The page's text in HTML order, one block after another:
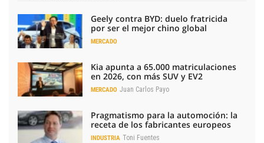
Geely contra BYD: duelo fratricida
por ser el mejor chino global
MERCADO
Kia apunta a 65.000 matriculaciones
en 2026, con más SUV y EV2
MERCADO Juan Carlos Payo
Pragmatismo para la automoción: la
receta de los fabricantes europeos
INDUSTRIA Toni Fuentes